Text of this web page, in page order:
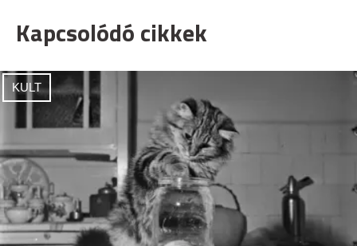
Kapcsolódó cikkek
KULT